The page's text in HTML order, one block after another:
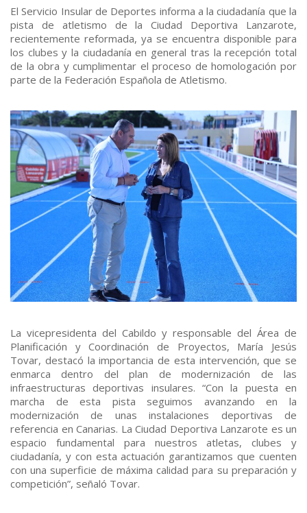
El Servicio Insular de Deportes informa a la ciudadanía que la
pista de atletismo de la Ciudad Deportiva Lanzarote,
recientemente reformada, ya se encuentra disponible para
los clubes y la ciudadanía en general tras la recepción total
de la obra y cumplimentar el proceso de homologación por
parte de la Federación Española de Atletismo.
La vicepresidenta del Cabildo y responsable del Área de
Planificación y Coordinación de Proyectos, María Jesús
Tovar, destacó la importancia de esta intervención, que se
enmarca dentro del plan de modernización de las
infraestructuras deportivas insulares. “Con la puesta en
marcha de esta pista seguimos avanzando en la
modernización de unas instalaciones deportivas de
referencia en Canarias. La Ciudad Deportiva Lanzarote es un
espacio fundamental para nuestros atletas, clubes y
ciudadanía, y con esta actuación garantizamos que cuenten
con una superficie de máxima calidad para su preparación y
competición”, señaló Tovar.